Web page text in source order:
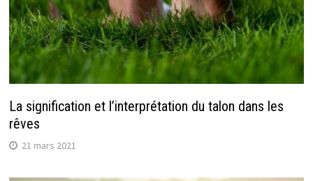
La signification et l’interprétation du talon dans les
rêves
21 mars 2021